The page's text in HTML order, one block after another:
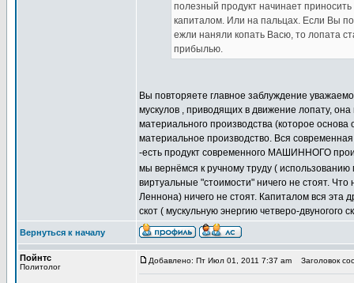
полезный продукт начинает приносить
капиталом. Или на пальцах. Если Вы
ежли наняли копать Васю, то лопата
прибылью.
Вы повторяете главное заблуждение
мускулов , приводящих в движение лопату,
материального производства (которое
материальное производство. Вся
-есть продукт современного МАШИННОГО
мы вернёмся к ручному труду (
виртуальные "стоимости" ничего не стоят.
Леннона) ничего не стоят. Капиталом вся эта
скот ( мускульную энергию четверо-двуногого
Вернуться к началу
Пойнтс
Политолог
Добавлено: Пт Июл 01, 2011 7:37 am Заголовок